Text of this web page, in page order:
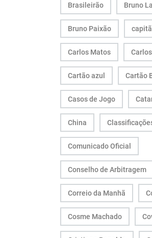
Brasileirão Bruno
Bruno Paixão
Carlos Matos
Cartão azul Cartão
Casos de Jogo
China
Comunicado Oficial
Conselho de Arbitragem
Correio da Manhã
Cosme Machado